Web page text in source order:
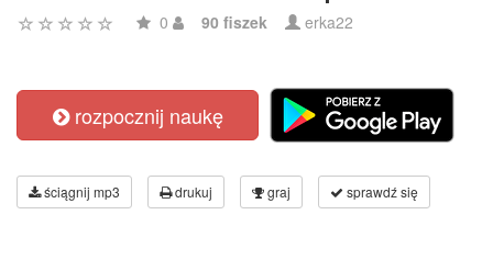
0 90 fiszek erka22
rozpocznij naukę
ściągnij mp3 drukuj graj sprawdź się